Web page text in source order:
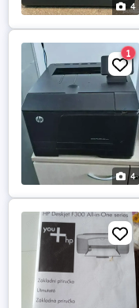
4
4
1